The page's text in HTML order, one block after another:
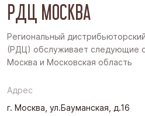
Дальний Восток
Поволжье
Урал
РДЦ МОСКВА
Региональный
(РДЦ) обслуживает следующие
Москва и Московская область
Адрес
г. Москва, ул.Бауманская, д.16